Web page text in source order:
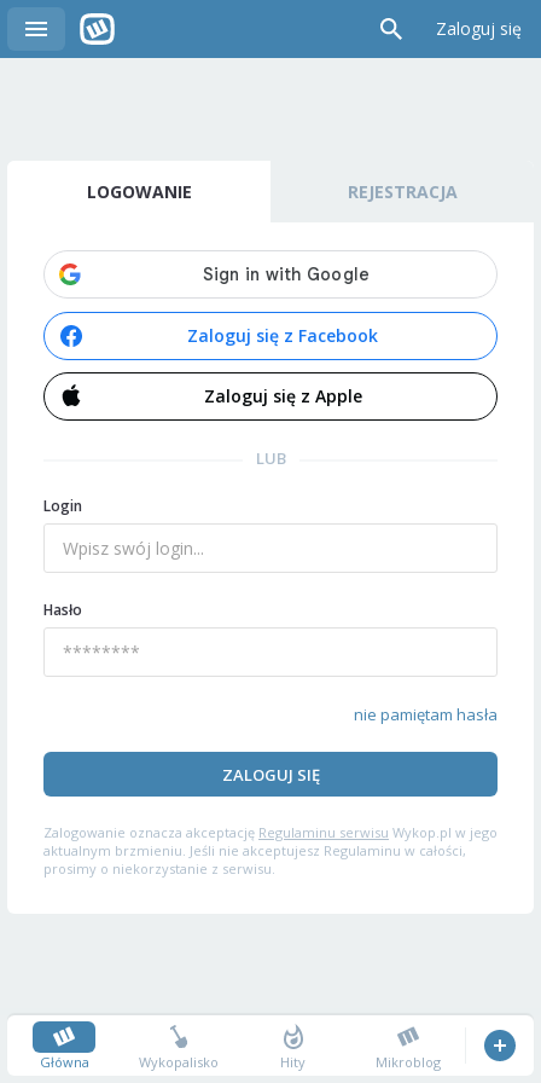
Zaloguj się
LOGOWANIE REJESTRACJA
Zaloguj się z Facebook
Zaloguj się z Apple
LUB
Login
Hasło
nie pamiętam hasła
ZALOGUJ SIĘ
Zalogowanie oznacza akceptację Regulaminu serwisu Wykop.pl w jego
aktualnym brzmieniu. Jeśli nie akceptujesz Regulaminu w całości,
prosimy o niekorzystanie z serwisu.
Główna Wykopalisko Hity Mikroblog